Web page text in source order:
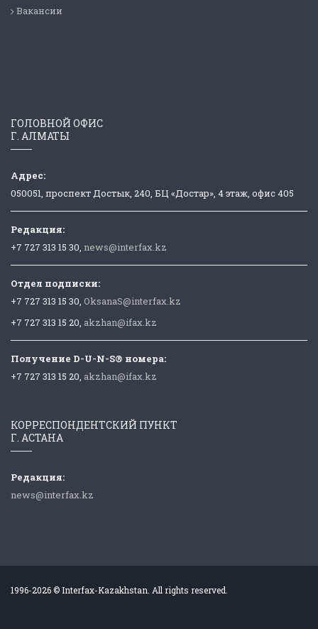
Вакансии
ГОЛОВНОЙ ОФИС
Г. АЛМАТЫ
Адрес:
050051, проспект Достык, 240, БЦ «Достар», 4 этаж, офис 405
Редакция:
+7 727 313 15 30, news@interfax.kz
Отдел подписки:
+7 727 313 15 30, OksanaS@interfax.kz
+7 727 313 15 20, akzhan@ifax.kz
Получение D-U-N-S® номера:
+7 727 313 15 20, akzhan@ifax.kz
КОРРЕСПОНДЕНТСКИЙ ПУНКТ
Г. АСТАНА
Редакция:
news@interfax.kz
1996-2026 © Interfax-Kazakhstan. All rights reserved.